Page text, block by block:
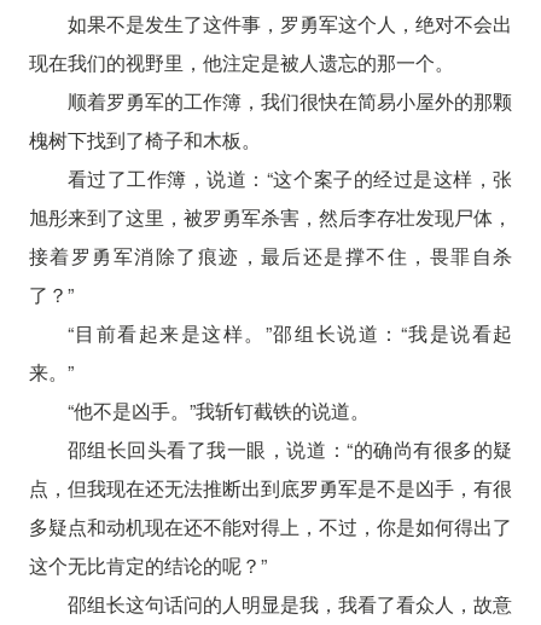
如果不是发生了这件事，罗勇军这个人，绝对不会出
现在我们的视野里，他注定是被人遗忘的那一个。
顺着罗勇军的工作簿，我们很快在简易小屋外的那颗
槐树下找到了椅子和木板。
看过了工作簿，说道：“这个案子的经过是这样，张
旭彤来到了这里，被罗勇军杀害，然后李存壮发现尸体，
接着罗勇军消除了痕迹，最后还是撑不住，畏罪自杀
了？”
“目前看起来是这样。”邵组长说道：“我是说看起
来。”
“他不是凶手。”我斩钉截铁的说道。
邵组长回头看了我一眼，说道：“的确尚有很多的疑
点，但我现在还无法推断出到底罗勇军是不是凶手，有很
多疑点和动机现在还不能对得上，不过，你是如何得出了
这个无比肯定的结论的呢？”
邵组长这句话问的人明显是我，我看了看众人，故意